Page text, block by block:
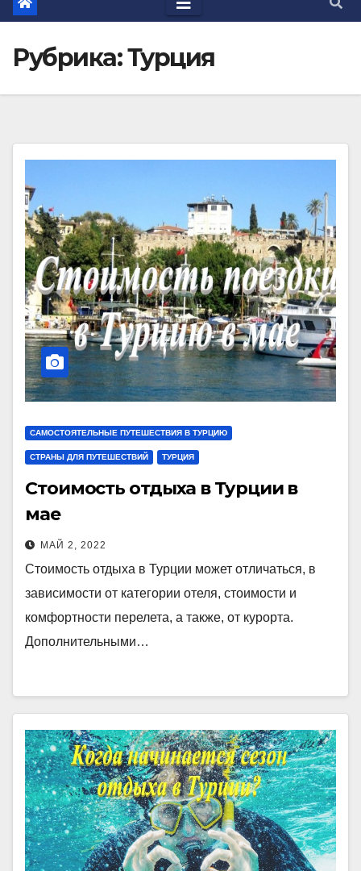
Рубрика: Турция
САМОСТОЯТЕЛЬНЫЕ ПУТЕШЕСТВИЯ В ТУРЦИЮ
СТРАНЫ ДЛЯ ПУТЕШЕСТВИЙ ТУРЦИЯ
Стоимость отдыха в Турции в
мае
МАЙ 2, 2022
Стоимость отдыха в Турции может отличаться, в
зависимости от категории отеля, стоимости и
комфортности перелета, а также, от курорта.
Дополнительными…